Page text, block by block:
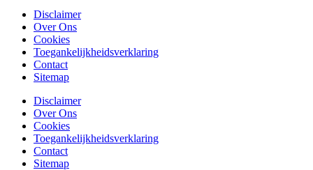
Disclaimer
Over Ons
Cookies
Toegankelijkheidsverklaring
Contact
Sitemap
Disclaimer
Over Ons
Cookies
Toegankelijkheidsverklaring
Contact
Sitemap